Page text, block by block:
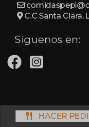
C.C Santa Clara,
Síguenos en:
© 2026 Comidas
reservados
HACER